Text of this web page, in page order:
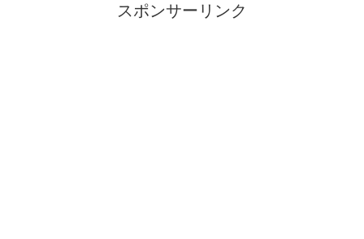
スポンサーリンク